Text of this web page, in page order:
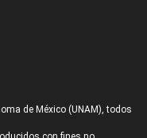
de México (UNAM), todos